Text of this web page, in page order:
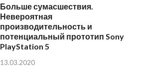
Больше сумасшествия.
Невероятная
производительность и
потенциальный прототип Sony
PlayStation 5
13.03.2020